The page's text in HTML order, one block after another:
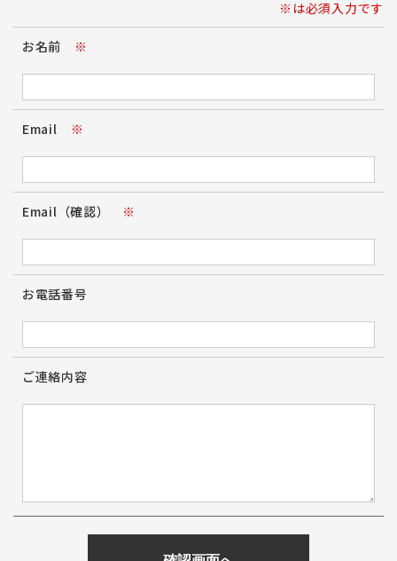
※は必須入力です
お名前 ※
Email ※
Email（確認） ※
お電話番号
ご連絡内容